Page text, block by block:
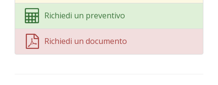
Richiedi un preventivo
Richiedi un documento